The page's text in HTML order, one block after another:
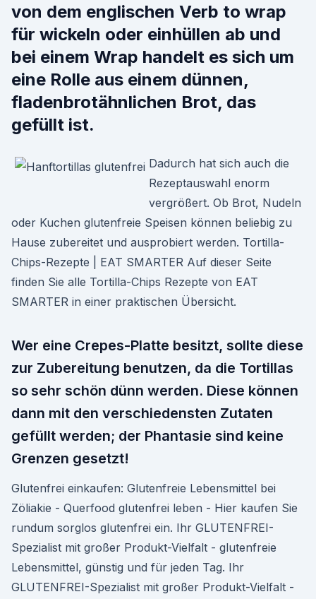
von dem englischen Verb to wrap
für wickeln oder einhüllen ab und
bei einem Wrap handelt es sich um
eine Rolle aus einem dünnen,
fladenbrotähnlichen Brot, das
gefüllt ist.
Dadurch hat sich auch die
Rezeptauswahl enorm
vergrößert. Ob Brot, Nudeln
oder Kuchen glutenfreie Speisen können beliebig zu
Hause zubereitet und ausprobiert werden. Tortilla-
Chips-Rezepte | EAT SMARTER Auf dieser Seite
finden Sie alle Tortilla-Chips Rezepte von EAT
SMARTER in einer praktischen Übersicht.
Wer eine Crepes-Platte besitzt, sollte diese
zur Zubereitung benutzen, da die Tortillas
so sehr schön dünn werden. Diese können
dann mit den verschiedensten Zutaten
gefüllt werden; der Phantasie sind keine
Grenzen gesetzt!
Glutenfrei einkaufen: Glutenfreie Lebensmittel bei
Zöliakie - Querfood glutenfrei leben - Hier kaufen Sie
rundum sorglos glutenfrei ein. Ihr GLUTENFREI-
Spezialist mit großer Produkt-Vielfalt - glutenfreie
Lebensmittel, günstig und für jeden Tag. Ihr
GLUTENFREI-Spezialist mit großer Produkt-Vielfalt -